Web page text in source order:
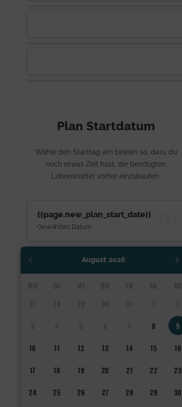
Plan Startdatum
Wähle den Starttag am besten so, dass du
noch etwas Zeit hast, die benötigten
Lebensmittel vorher einzukaufen.
{{page.new_plan_start_date}}
Gewähltes Datum
August 2026
8 9
10 11 12 13 14 15 16
17 18 19 20 21 22 23
24 25 26 27 28 29 30